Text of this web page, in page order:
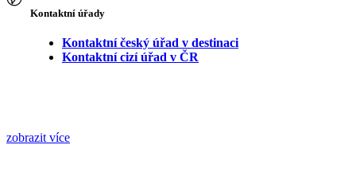
Kontaktní úřady
Kontaktní český úřad v destinaci
Kontaktní cizí úřad v ČR
zobrazit více